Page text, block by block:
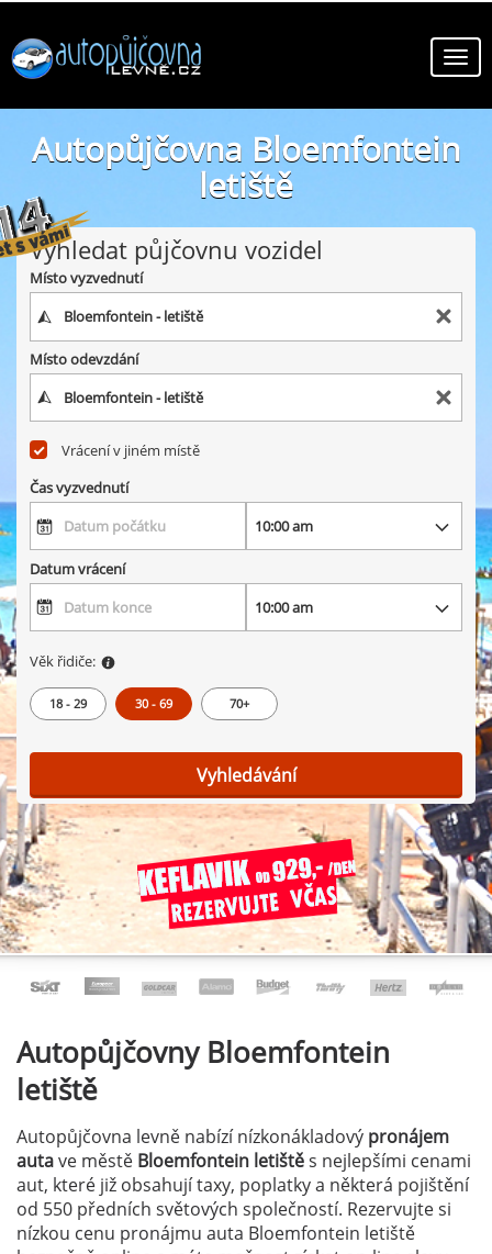
Autopůjčovna Bloemfontein
letiště
online autopůjčovny ve městě Bloemfontein letiště
Vyhledat půjčovnu vozidel
Místo vyzvednutí
Místo odevzdání
Vrácení v jiném místě
Čas vyzvednutí
Datum vrácení
Věk řidiče:
18 - 29 30 - 69 70+
Vyhledávání
AutopůjčovnyBloemfontein
letiště
Autopůjčovna levně nabízí nízkonákladový pronájem
autave městě Bloemfontein letištěs nejlepšími cenami
aut, které již obsahují taxy, poplatky a některá pojištění
od 550 předních světových společností. Rezervujte si
nízkou cenu pronájmu auta Bloemfontein letiště